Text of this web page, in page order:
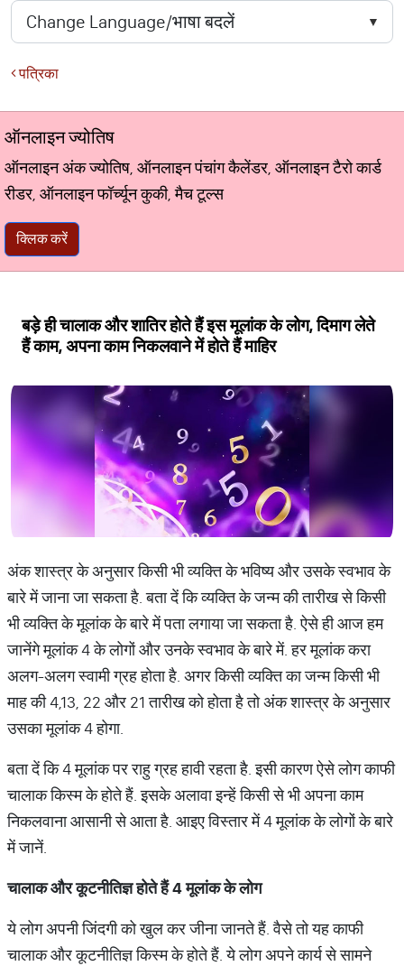
पत्रिका
ऑनलाइन ज्योतिष
ऑनलाइन अंक ज्योतिष, ऑनलाइन पंचांग कैलेंडर, ऑनलाइन टैरो कार्ड
रीडर, ऑनलाइन फॉर्च्यून कुकी, मैच टूल्स
क्लिक करें
बड़े ही चालाक और शातिर होते हैं इस मूलांक के लोग, दिमाग लेते
हैं काम, अपना काम निकलवाने में होते हैं माहिर
अंक शास्त्र के अनुसार किसी भी व्यक्ति के भविष्य और उसके स्वभाव के
बारे में जाना जा सकता है. बता दें कि व्यक्ति के जन्म की तारीख से किसी
भी व्यक्ति के मूलांक के बारे में पता लगाया जा सकता है. ऐसे ही आज हम
जानेंगे मूलांक 4 के लोगों और उनके स्वभाव के बारे में. हर मूलांक करा
अलग-अलग स्वामी ग्रह होता है. अगर किसी व्यक्ति का जन्म किसी भी
माह की 4,13, 22 और 21 तारीख को होता है तो अंक शास्त्र के अनुसार
उसका मूलांक 4 होगा.
बता दें कि 4 मूलांक पर राहु ग्रह हावी रहता है. इसी कारण ऐसे लोग काफी
चालाक किस्म के होते हैं. इसके अलावा इन्हें किसी से भी अपना काम
निकलवाना आसानी से आता है. आइए विस्तार में 4 मूलांक के लोगों के बारे
में जानें.
चालाकऔरकूटनीतिज्ञहोतेहैं4मूलांककेलोग
ये लोग अपनी जिंदगी को खुल कर जीना जानते हैं. वैसे तो यह काफी
चालाक और कूटनीतिज्ञ किस्म के होते हैं. ये लोग अपने कार्य से सामने